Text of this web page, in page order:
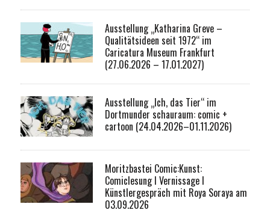
Ausstellung „Katharina Greve –
Qualitätsideen seit 1972“ im
Caricatura Museum Frankfurt
(27.06.2026 – 17.01.2027)
Ausstellung „Ich, das Tier“ im
Dortmunder schauraum: comic +
cartoon (24.04.2026–01.11.2026)
Moritzbastei Comic:Kunst:
Comiclesung I Vernissage I
Künstlergespräch mit Roya Soraya am
03.09.2026